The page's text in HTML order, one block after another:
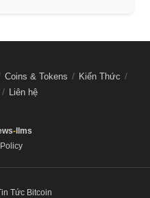
Coins & Tokens
Kiến Thức
Liên hệ
-llms
Tức Bitcoin